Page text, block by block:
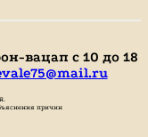
вацап с 10 до 18
причин